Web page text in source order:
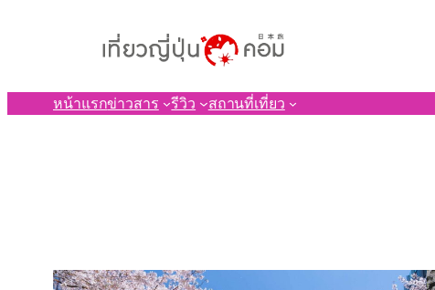
หน้าแรกข่าวสาร รีวิว สถานที่เที่ยว